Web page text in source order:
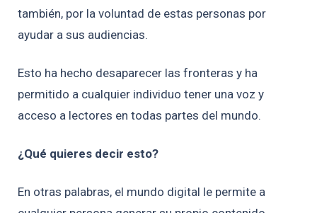
también, por la voluntad de estas personas por
ayudar a sus audiencias.
Esto ha hecho desaparecer las fronteras y ha
permitido a cualquier individuo tener una voz y
acceso a lectores en todas partes del mundo.
¿Qué quieres decir esto?
En otras palabras, el mundo digital le permite a